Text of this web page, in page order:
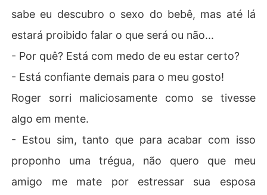
sabe eu descubro o sexo do bebê, mas até lá
estará proibido falar o que será ou não...
- Por quê? Está com medo de eu estar certo?
- Está confiante demais para o meu gosto!
Roger sorri maliciosamente como se tivesse
algo em mente.
- Estou sim, tanto que para acabar com isso
proponho uma trégua, não quero que meu
amigo me mate por estressar sua esposa